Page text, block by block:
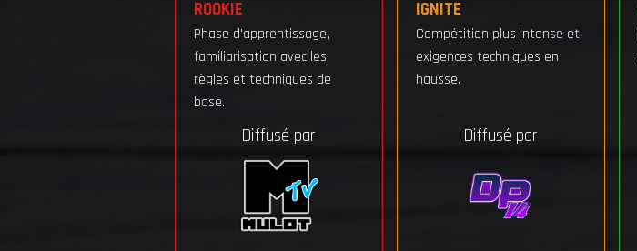
ROOKIE
Phase d'apprentissage,
familiarisation avec les
règles et techniques de
base.
Diffusé par
IGNITE
Compétition plus intense et
exigences techniques en
hausse.
Diffusé par